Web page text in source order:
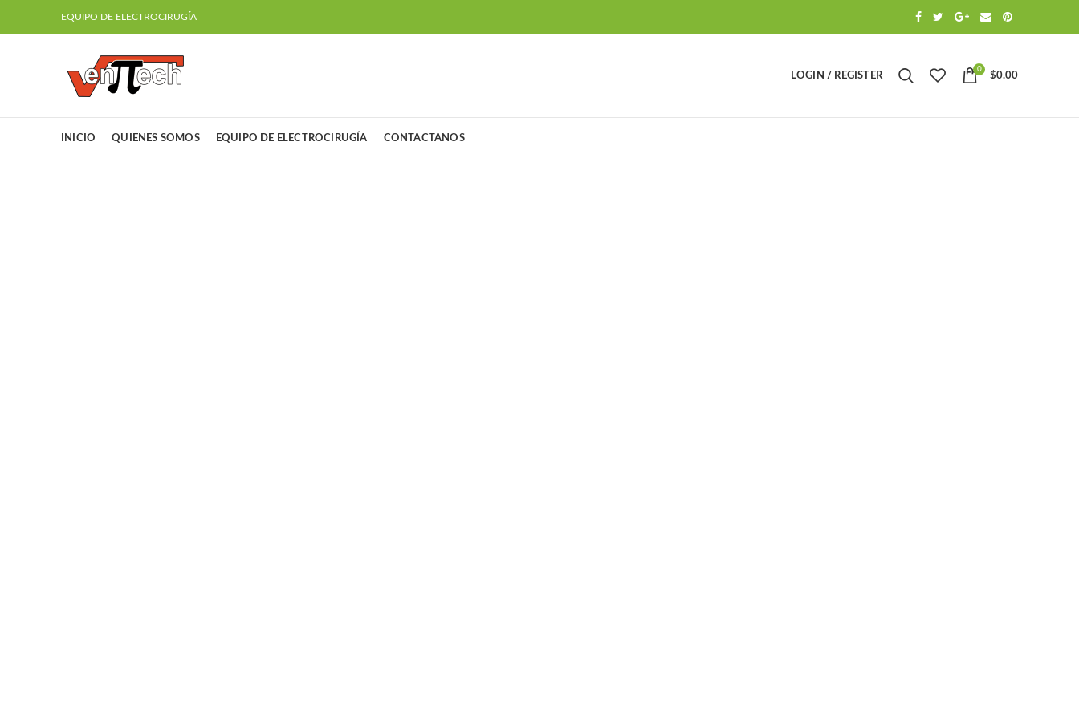
EQUIPO DE ELECTROCIRUGÍA
LOGIN / REGISTER
0
$0.00
INICIO QUIENES SOMOS EQUIPO DE ELECTROCIRUGÍA CONTACTANOS